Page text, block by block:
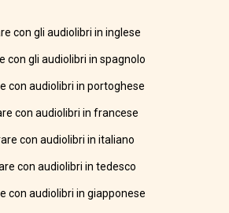
con gli audiolibri in inglese
con gli audiolibri in spagnolo
con audiolibri in portoghese
con audiolibri in francese
con audiolibri in italiano
con audiolibri in tedesco
con audiolibri in giapponese